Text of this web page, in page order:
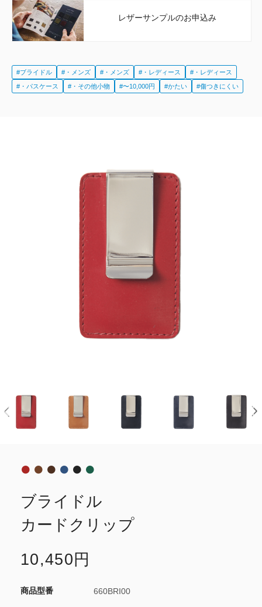
レザーサンプルのお申込み
#ブライドル #・メンズ #・メンズ #・レディース
#・レディース
#・パスケース
#・その他小物 #〜10,000円 #かたい #傷つきにくい
ブライドル
カードクリップ
10,450円
660BRI00